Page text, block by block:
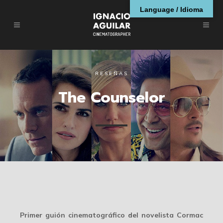
RESEÑAS
The Counselor
Primer guión cinematográfico del novelista Cormac
Language / Idioma